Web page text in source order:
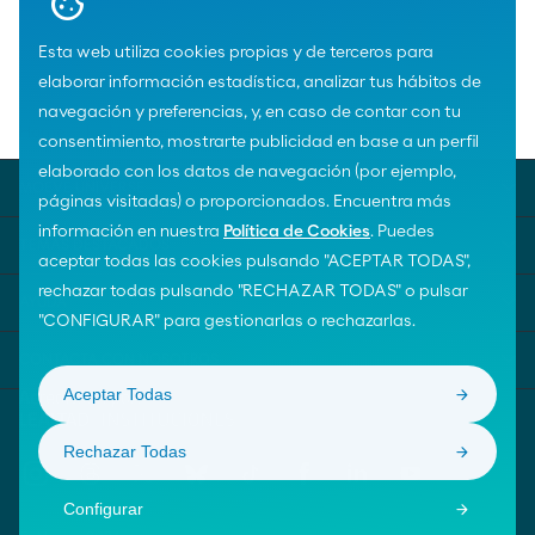
Esta web utiliza cookies propias y de terceros para
elaborar información estadística, analizar tus hábitos de
navegación y preferencias, y, en caso de contar con tu
consentimiento, mostrarte publicidad en base a un perfil
elaborado con los datos de navegación (por ejemplo,
páginas visitadas) o proporcionados. Encuentra más
información en nuestra Política de Cookies. Puedes
aceptar todas las cookies pulsando "ACEPTAR TODAS",
rechazar todas pulsando "RECHAZAR TODAS" o pulsar
"CONFIGURAR" para gestionarlas o rechazarlas.
Configurar
Rechazar Todas
Aceptar Todas
Noticias